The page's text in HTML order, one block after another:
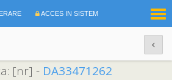
ACCES IN SISTEM
[nr] - DA33471262